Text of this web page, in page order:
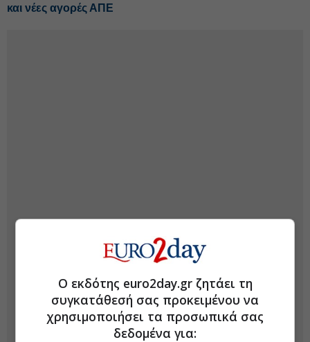
και νέες αγορές ΑΠΕ
Ο εκδότης euro2day.gr ζητάει τη
συγκατάθεσή σας προκειμένου να
χρησιμοποιήσει τα προσωπικά σας
δεδομένα για: